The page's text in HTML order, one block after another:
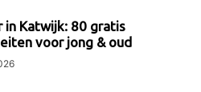
in Katwijk: 80 gratis
voor jong & oud